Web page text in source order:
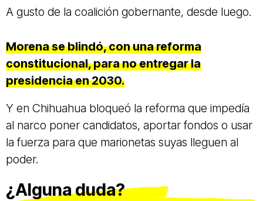
A gusto de la coalición gobernante, desde luego.
Morena se blindó, con una reforma
constitucional, para no entregar la
presidencia en 2030.
Y en Chihuahua bloqueó la reforma que impedía
al narco poner candidatos, aportar fondos o usar
la fuerza para que marionetas suyas lleguen al
poder.
¿Alguna duda?